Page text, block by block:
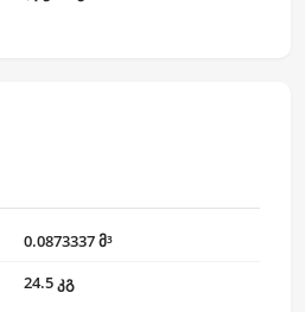
0.0873337 მ³
24.5 კგ